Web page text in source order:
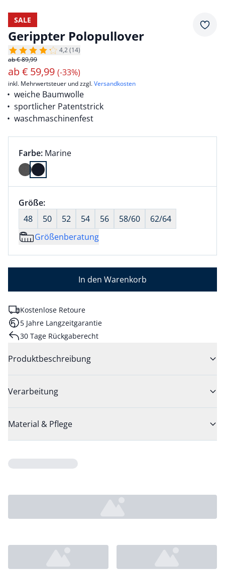
SALE
Gerippter Polopullover
4,2 (14)
ab € 89,99
ab€ 59,99 (-33%)
inkl. Mehrwertsteuer und zzgl.Versandkosten
weiche Baumwolle
sportlicher Patentstrick
waschmaschinenfest
Farbauswahl:
Farbe: aktuell ausgewählt:
Marine
Farbe Marine ausgewählt
Größenauswahl:
Größe:nichts ausgewählt
48
50 52 54 56 58/60
62/64
Größenberatung
In den Warenkorb
Kostenlose Retoure
5 Jahre Langzeitgarantie
30 Tage Rückgaberecht
Produktbeschreibung
Verarbeitung
Material & Pflege